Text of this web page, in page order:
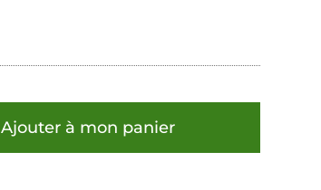
Ajouter à mon panier